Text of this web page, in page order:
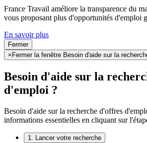
France Travail améliore la transparence du
vous proposant plus d'opportunités d'emploi
En savoir plus
Fermer
× Fermer la fenêtre Besoin d'aide sur la
Besoin d'aide sur la
d'emploi ?
Besoin d'aide sur la recherche d'offres
informations essentielles en cliquant sur
1. Lancer votre recherche